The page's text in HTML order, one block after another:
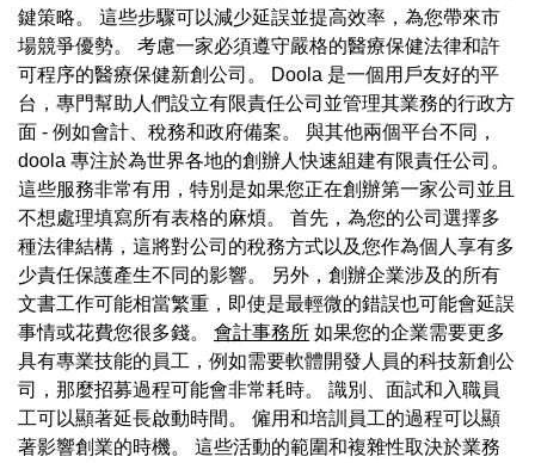
鍵策略。 這些步驟可以減少延誤並提高效率，為您帶來市
場競爭優勢。 考慮一家必須遵守嚴格的醫療保健法律和許
可程序的醫療保健新創公司。 Doola 是一個用戶友好的平
台，專門幫助人們設立有限責任公司並管理其業務的行政方
面 - 例如會計、稅務和政府備案。 與其他兩個平台不同，
doola 專注於為世界各地的創辦人快速組建有限責任公司。
這些服務非常有用，特別是如果您正在創辦第一家公司並且
不想處理填寫所有表格的麻煩。 首先，為您的公司選擇多
種法律結構，這將對公司的稅務方式以及您作為個人享有多
少責任保護產生不同的影響。 另外，創辦企業涉及的所有
文書工作可能相當繁重，即使是最輕微的錯誤也可能會延誤
事情或花費您很多錢。 會計事務所 如果您的企業需要更多
具有專業技能的員工，例如需要軟體開發人員的科技新創公
司，那麼招募過程可能會非常耗時。 識別、面試和入職員
工可以顯著延長啟動時間。 僱用和培訓員工的過程可以顯
著影響創業的時機。 這些活動的範圍和複雜性取決於業務